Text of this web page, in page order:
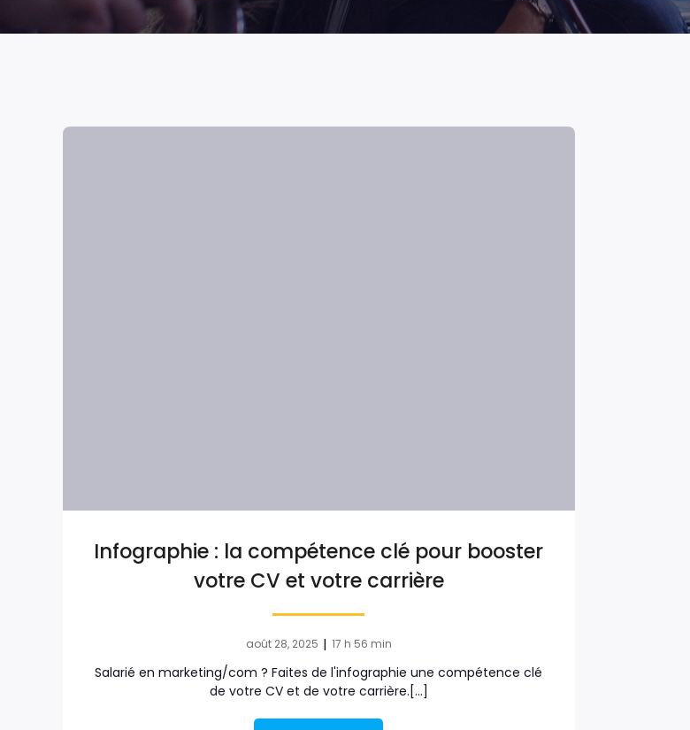
Infographie : la compétence clé pour booster
votre CV et votre carrière
août 28, 2025 | 17 h 56 min
Salarié en marketing/com ? Faites de l'infographie une compétence clé
de votre CV et de votre carrière.[…]